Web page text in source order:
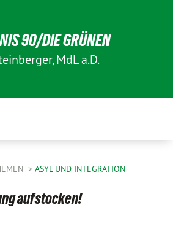
90/DIE GRÜNEN
MdL a.D.
ASYL UND INTEGRATION
aufstocken!